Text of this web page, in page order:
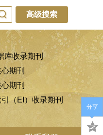
高级搜索
库收录期刊
期刊
期刊
（EI）收录期刊
分享